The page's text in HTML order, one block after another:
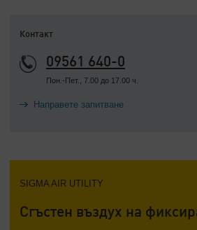
Контакт
09561 640-0
Пон.-Пет., 7.00 до 17.00 ч.
Направете запитване
SIGMA AIR UTILITY
Сгъстен въздух на